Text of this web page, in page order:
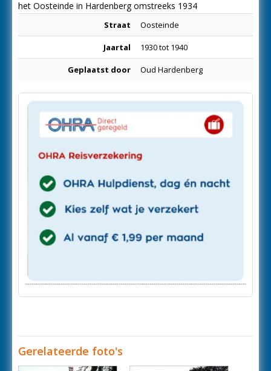
het Oosteinde in Hardenberg omstreeks 1934
Straat Oosteinde
Jaartal 1930 tot 1940
Geplaatst door Oud Hardenberg
Gerelateerde foto's